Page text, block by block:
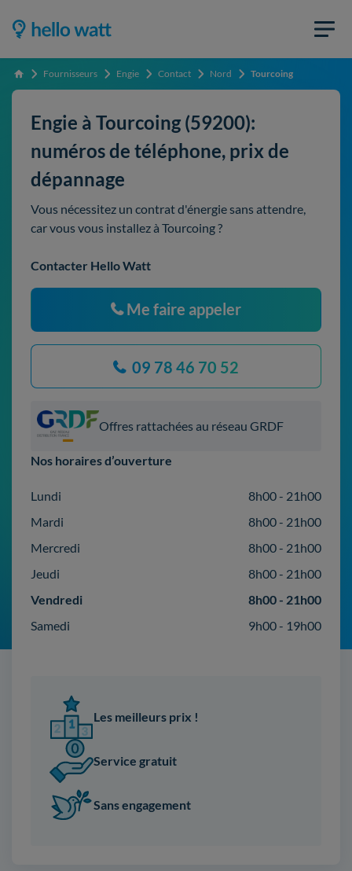
Accueil Fournisseurs Engie Contact Nord Tourcoing
Engie à Tourcoing (59200):
numéros de téléphone, prix de
dépannage
Vous nécessitez un contrat d'énergie sans attendre,
car vous vous installez à Tourcoing ?
Contacter Hello Watt
Me faire appeler
09 78 46 70 52
Offres rattachées au réseau GRDF
Nos horaires d’ouverture
Lundi
8h00 - 21h00
Mardi
8h00 - 21h00
Mercredi
8h00 - 21h00
Jeudi
8h00 - 21h00
Vendredi
8h00 - 21h00
Samedi
9h00 - 19h00
Les meilleurs prix !
Service gratuit
Sans engagement